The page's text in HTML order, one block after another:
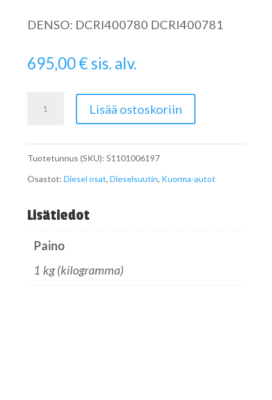
DENSO: DCRI400780 DCRI400781
695,00€sis. alv.
51101006197
Dieselsuutin
DCRI400780
määrä
Lisää ostoskoriin
Tuotetunnus (SKU): 51101006197
Osastot: Diesel osat, Dieselsuutin, Kuorma-autot
Lisätiedot
Paino
1 kg (kilogramma)